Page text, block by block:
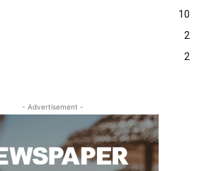
10
2
2
- Advertisement -